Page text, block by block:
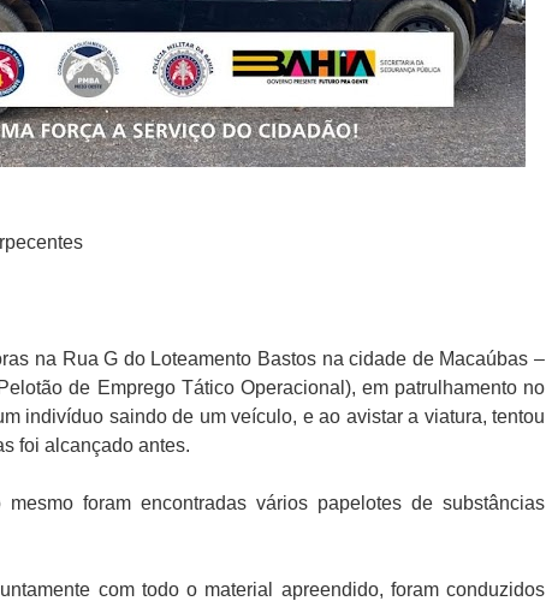
na Rua G do Loteamento Bastos na cidade de Macaúbas –
de Emprego Tático Operacional), em patrulhamento no
indivíduo saindo de um veículo, e ao avistar a viatura, tentou
foi alcançado antes.
foram encontradas vários papelotes de substâncias
com todo o material apreendido, foram conduzidos